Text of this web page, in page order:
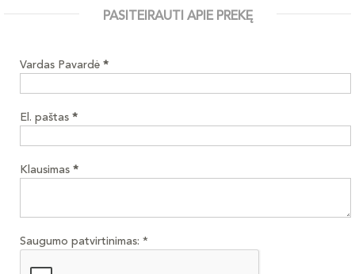
PASITEIRAUTI APIE PREKĘ
Vardas Pavardė *
El. paštas *
Klausimas *
Saugumo patvirtinimas: *